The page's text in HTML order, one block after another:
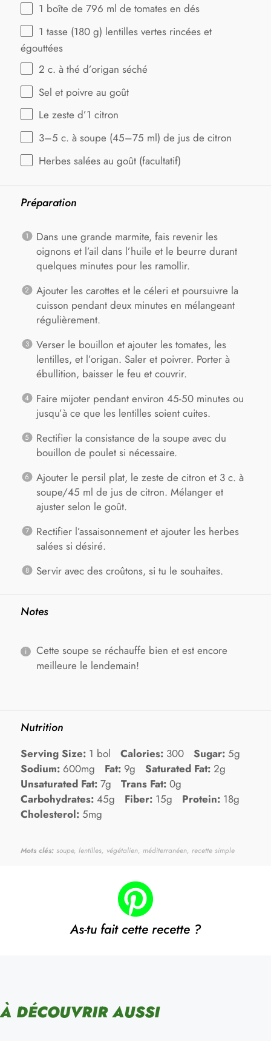
1 boîte de 796 ml de tomates en dés
1 tasse (180 g) lentilles vertes rincées et
égouttées
2 c. à thé d’origan séché
Sel et poivre au goût
Le zeste d’1 citron
3–5 c. à soupe (45–75 ml) de jus de citron
Herbes salées au goût (facultatif)
Préparation
Dans une grande marmite, fais revenir les
oignons et l’ail dans l’huile et le beurre durant
quelques minutes pour les ramollir.
Ajouter les carottes et le céleri et poursuivre la
cuisson pendant deux minutes en mélangeant
régulièrement.
Verser le bouillon et ajouter les tomates, les
lentilles, et l’origan. Saler et poivrer. Porter à
ébullition, baisser le feu et couvrir.
Faire mijoter pendant environ 45-50 minutes ou
jusqu’à ce que les lentilles soient cuites.
Rectifier la consistance de la soupe avec du
bouillon de poulet si nécessaire.
Ajouter le persil plat, le zeste de citron et 3 c. à
soupe/45 ml de jus de citron. Mélanger et
ajuster selon le goût.
Rectifier l’assaisonnement et ajouter les herbes
salées si désiré.
Servir avec des croûtons, si tu le souhaites.
Notes
Cette soupe se réchauffe bien et est encore
meilleure le lendemain!
Nutrition
Serving Size: 1 bol Calories: 300 Sugar: 5g
Sodium: 600mg Fat: 9g Saturated Fat: 2g
Unsaturated Fat: 7g Trans Fat: 0g
Carbohydrates: 45g Fiber: 15g Protein: 18g
Cholesterol: 5mg
Mots clés: soupe, lentilles, végétalien, méditerranéen, recette simple
As-tu fait cette recette ?
À DÉCOUVRIR AUSSI